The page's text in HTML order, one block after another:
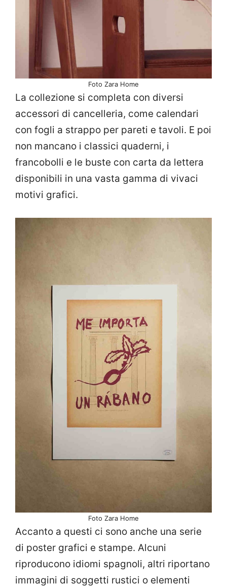
Foto Zara Home
La collezione si completa con diversi
accessori di cancelleria, come calendari
con fogli a strappo per pareti e tavoli. E poi
non mancano i classici quaderni, i
francobolli e le buste con carta da lettera
disponibili in una vasta gamma di vivaci
motivi grafici.
Foto Zara Home
Accanto a questi ci sono anche una serie
di poster grafici e stampe. Alcuni
riproducono idiomi spagnoli, altri riportano
immagini di soggetti rustici o elementi